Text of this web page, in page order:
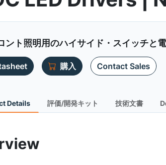
ント照明用のハイサイド・スイッチと
購入 Contact Sales
Details 評価/開発キット 技術文書